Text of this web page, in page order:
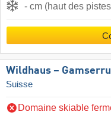
- cm (haut des
Wildhaus –
Suisse
Domaine skiable